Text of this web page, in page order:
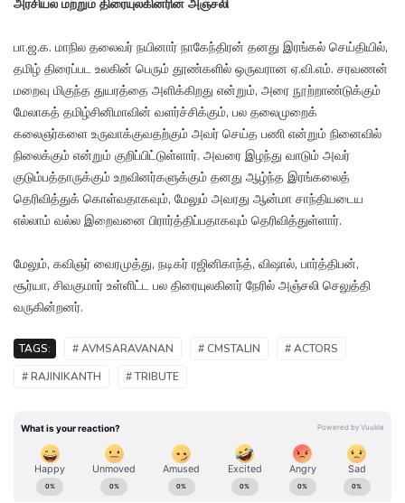
அரசியல் மற்றும் திரையுலகினரின் அஞ்சலி
பா.ஜ.க. மாநில தலைவர் நயினார் நாகேந்திரன் தனது இரங்கல் செய்தியில்,
தமிழ் திரைப்பட உலகின் பெரும் தூண்களில் ஒருவரான ஏ.வி.எம். சரவணன்
மறைவு மிகுந்த துயரத்தை அளிக்கிறது என்றும், அரை நூற்றாண்டுக்கும்
மேலாகத் தமிழ்சினிமாவின் வளர்ச்சிக்கும், பல தலைமுறைக்
கலைஞர்களை உருவாக்குவதற்கும் அவர் செய்த பணி என்றும் நினைவில்
நிலைக்கும் என்றும் குறிப்பிட்டுள்ளார். அவரை இழந்து வாடும் அவர்
குடும்பத்தாருக்கும் உறவினர்களுக்கும் தனது ஆழ்ந்த இரங்கலைத்
தெரிவித்துக் கொள்வதாகவும், மேலும் அவரது ஆன்மா சாந்தியடைய
எல்லாம் வல்ல இறைவனை பிரார்த்திப்பதாகவும் தெரிவித்துள்ளார்.
மேலும், கவிஞர் வைரமுத்து, நடிகர் ரஜினிகாந்த், விஷால், பார்த்திபன்,
சூர்யா, சிவகுமார் உள்ளிட்ட பல திரையுலகினர் நேரில் அஞ்சலி செலுத்தி
வருகின்றனர்.
TAGS: # AVMSARAVANAN # CMSTALIN
# ACTORS
# RAJINIKANTH
# TRIBUTE